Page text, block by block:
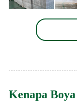
Kenapa Boya